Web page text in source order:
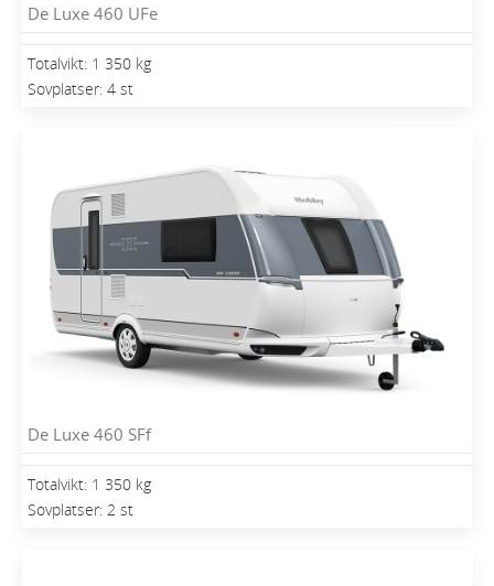
De Luxe 460 UFe
Totalvikt: 1 350 kg
Sovplatser: 4 st
De Luxe 460 SFf
Totalvikt: 1 350 kg
Sovplatser: 2 st